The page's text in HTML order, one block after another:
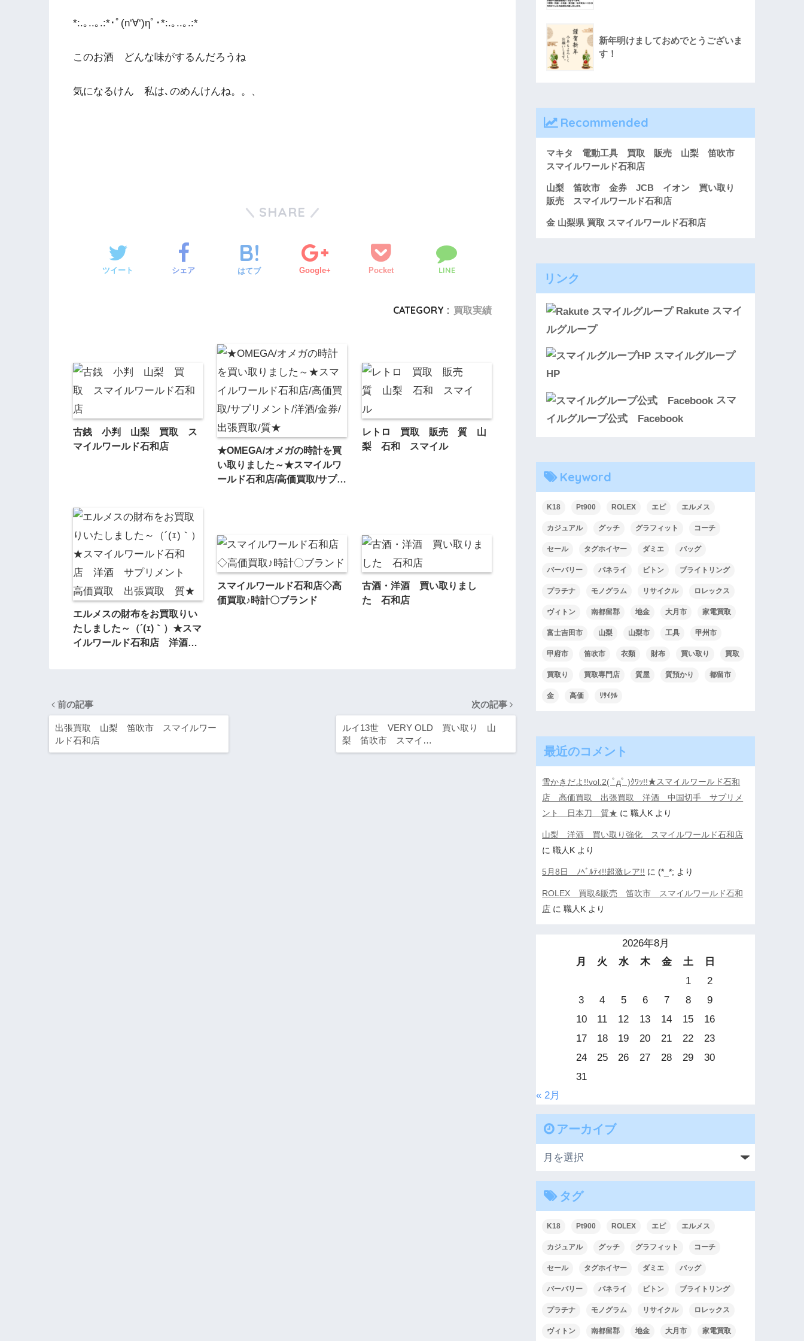
*:.｡..｡.:*･ﾟ(n‘∀‘)ηﾟ･*:.｡..｡.:*
このお酒 どんな味がするんだろうね
気になるけん 私は､のめんけんね。。、
SHARE
ツイート シェア はてブ Google+ Pocket LINE
CATEGORY : 買取実績
古銭 小判 山梨 買取 ス
マイルワールド石和店
★OMEGA/オメガの時計を買
い取りました～★スマイルワ
ールド石和店/高価買取/サプリ
レトロ 買取 販売 質 山
梨 石和 スマイル
エルメスの財布をお買取りい
たしました～（´(ｪ)｀）★スマ
イルワールド石和店 洋酒
スマイルワールド石和店◇高
価買取♪時計〇ブランド
古酒・洋酒 買い取りまし
た 石和店
前の記事
出張買取 山梨 笛吹市 スマイルワー
ルド石和店
次の記事
ルイ13世 VERY OLD 買い取り 山
梨 笛吹市 スマイ…
新年明けましておめでとうございま
す！
Recommended
マキタ 電動工具 買取 販売 山梨 笛吹市
スマイルワールド石和店
山梨 笛吹市 金券 JCB イオン 買い取り
販売 スマイルワールド石和店
金 山梨県 買取 スマイルワールド石和店
リンク
Rakute スマイ
ルグループ
スマイルグループ
HP
スマ
イルグループ公式 Facebook
Keyword
K18 Pt900 ROLEX エピ エルメス
カジュアル グッチ グラフィット コーチ
セール タグホイヤー ダミエ バッグ
バーバリー パネライ ビトン ブライトリング
プラチナ モノグラム リサイクル ロレックス
ヴィトン 南都留郡 地金 大月市 家電買取
富士吉田市 山梨 山梨市 工具 甲州市
甲府市 笛吹市 衣類 財布 買い取り 買取
買取り 買取専門店 質屋 質預かり 都留市
金 高価 ﾘｻｲｸﾙ
最近のコメント
雪かきだよ!!vol.2( ﾟдﾟ )ｸﾜｯ!!★スマイルワールド石和
店 高価買取 出張買取 洋酒 中国切手 サプリメ
ント 日本刀 質★ に職人K より
山梨 洋酒 買い取り強化 スマイルワールド石和店
に職人K より
5月8日 ﾉﾍﾞﾙﾃｨ!!超激レア!! に (*_*; より
ROLEX 買取&販売 笛吹市 スマイルワールド石和
店 に職人K より
2026年8月
月
火 水 木 金 土
日
1
2
3
4 5 6 7 8
9
10
11 12 13 14 15
16
17
18 19 20 21 22
23
24
25 26 27 28 29
30
31
« 2月
アーカイブ
タグ
K18 Pt900 ROLEX エピ エルメス
カジュアル グッチ グラフィット コーチ
セール タグホイヤー ダミエ バッグ
バーバリー パネライ ビトン ブライトリング
プラチナ モノグラム リサイクル ロレックス
ヴィトン 南都留郡 地金 大月市 家電買取